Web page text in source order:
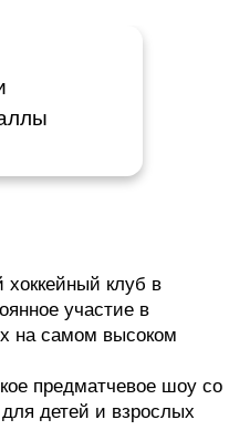
клуб в
участие в
на самом высоком
предматчевое шоу со
детей и взрослых